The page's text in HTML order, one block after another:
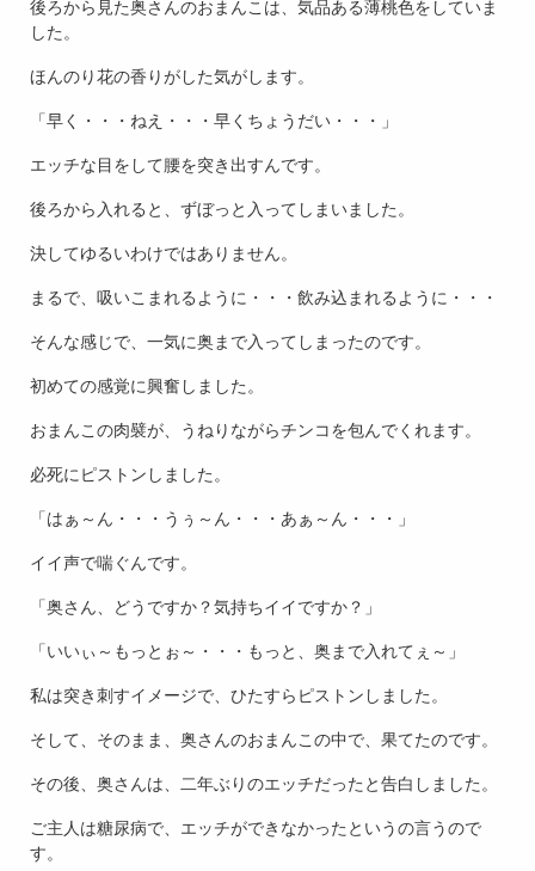
後ろから見た奥さんのおまんこは、気品ある薄桃色をしていま
した。
ほんのり花の香りがした気がします。
「早く・・・ねえ・・・早くちょうだい・・・」
エッチな目をして腰を突き出すんです。
後ろから入れると、ずぼっと入ってしまいました。
決してゆるいわけではありません。
まるで、吸いこまれるように・・・飲み込まれるように・・・
そんな感じで、一気に奥まで入ってしまったのです。
初めての感覚に興奮しました。
おまんこの肉襞が、うねりながらチンコを包んでくれます。
必死にピストンしました。
「はぁ～ん・・・うぅ～ん・・・あぁ～ん・・・」
イイ声で喘ぐんです。
「奥さん、どうですか？気持ちイイですか？」
「いいぃ～もっとぉ～・・・もっと、奥まで入れてぇ～」
私は突き刺すイメージで、ひたすらピストンしました。
そして、そのまま、奥さんのおまんこの中で、果てたのです。
その後、奥さんは、二年ぶりのエッチだったと告白しました。
ご主人は糖尿病で、エッチができなかったというの言うので
す。